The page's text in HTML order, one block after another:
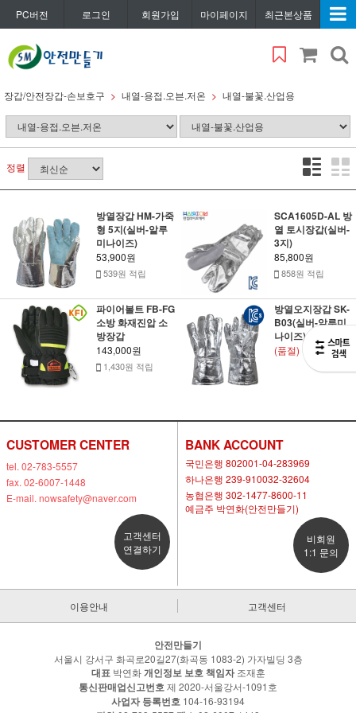
PC버전 로그인 회원가입 마이페이지 최근본상품
장갑/안전장갑-손보호구 내열-용접.오븐.저온 내열-불꽃.산업용
정렬
방열장갑 HM-가죽
형 5지(실버-알루
미나이즈)
53,900원
539원 적립
SCA1605D-AL 방
열 토시장갑(실버-
3지)
85,800원
858원 적립
파이어볼트 FB-FG
소방 화재진압 소
방장갑
143,000원
1,430원 적립
방열오지장갑 SK-
B03(실버-알루미
나이즈)
(품절)
CUSTOMER CENTER
tel. 02-783-5557
fax. 02-6007-1448
E-mail. nowsafety@naver.com
고객센터
연결하기
BANK ACCOUNT
국민은행 802001-04-283969
하나은행 239-910032-32604
농협은행 302-1477-8600-11
예금주 박연화(안전만들기)
비회원
1:1 문의
이용안내 고객센터
안전만들기
서울시 강서구 화곡로20길27(화곡동 1083-2) 가자빌딩 3층
대표 박연화개인정보 보호 책임자조재훈
통신판매업신고번호제 2020-서울강서-1091호
사업자 등록번호 104-16-93194